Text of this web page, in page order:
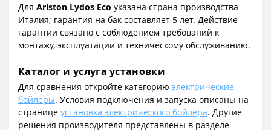
Для Ariston Lydos Eco указана страна производства
Италия; гарантия на бак составляет 5 лет. Действие
гарантии связано с соблюдением требований к
монтажу, эксплуатации и техническому обслуживанию.
Каталог и услуга установки
Для сравнения откройте категорию электрические
бойлеры. Условия подключения и запуска описаны на
странице установка электрического бойлера. Другие
решения производителя представлены в разделе